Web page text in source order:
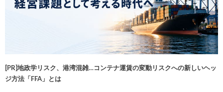
[PR]地政学リスク、港湾混雑…コンテナ運賃の変動リスクへの新しいヘッ
ジ方法「FFA」とは